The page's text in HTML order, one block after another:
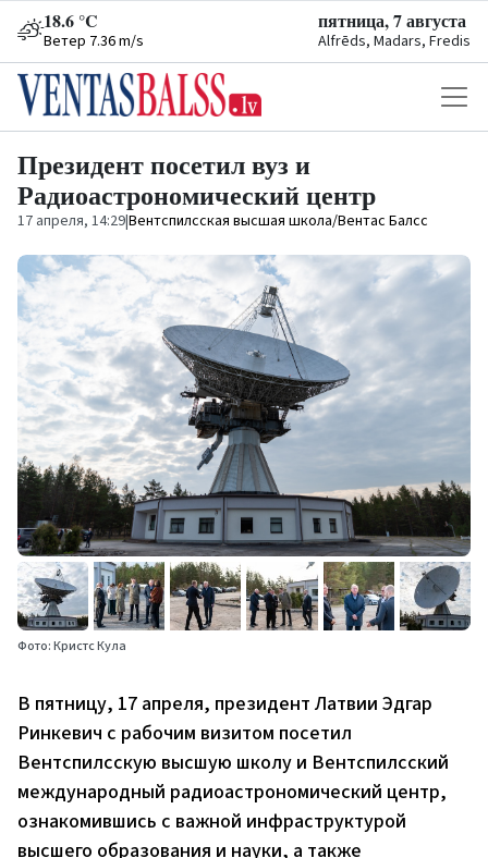
18.6 °C
Ветер 7.36 m/s
пятница, 7 августа
Alfrēds, Madars, Fredis
Президент посетил вуз и
Радиоастрономический центр
17 апреля, 14:29|Вентспилсская высшая школа/Вентас Балсс
Фото: Кристс Кула
В пятницу, 17 апреля, президент Латвии Эдгар
Ринкевич с рабочим визитом посетил
Вентспилсскую высшую школу и Вентспилсский
международный радиоастрономический центр,
ознакомившись с важной инфраструктурой
высшего образования и науки, а также